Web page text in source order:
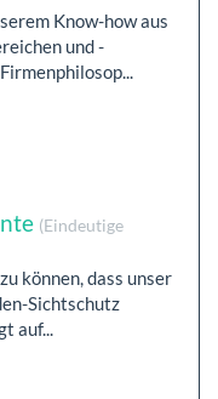
Know-how aus
und -
(Eindeutige
können, dass unser
Sichtschutz
auf...